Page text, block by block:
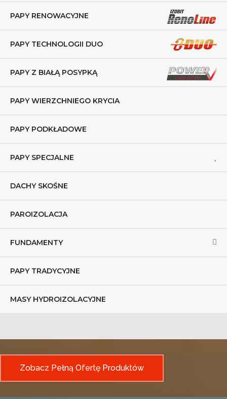
PAPY RENOWACYJNE
PAPY TECHNOLOGII DUO
PAPY Z BIAŁĄ POSYPKĄ
PAPY WIERZCHNIEGO KRYCIA
PAPY PODKŁADOWE
PAPY SPECJALNE
DACHY SKOŚNE
PAROIZOLACJA
FUNDAMENTY
PAPY TRADYCYJNE
MASY HYDROIZOLACYJNE
Zobacz Pełną Ofertę Produktów